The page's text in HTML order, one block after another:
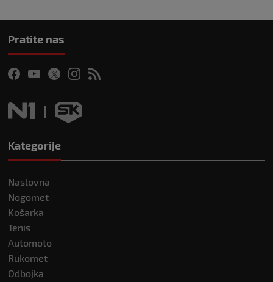
Pratite nas
Kategorije
Naslovna
Nogomet
Košarka
Tenis
Automoto
Rukomet
Odbojka